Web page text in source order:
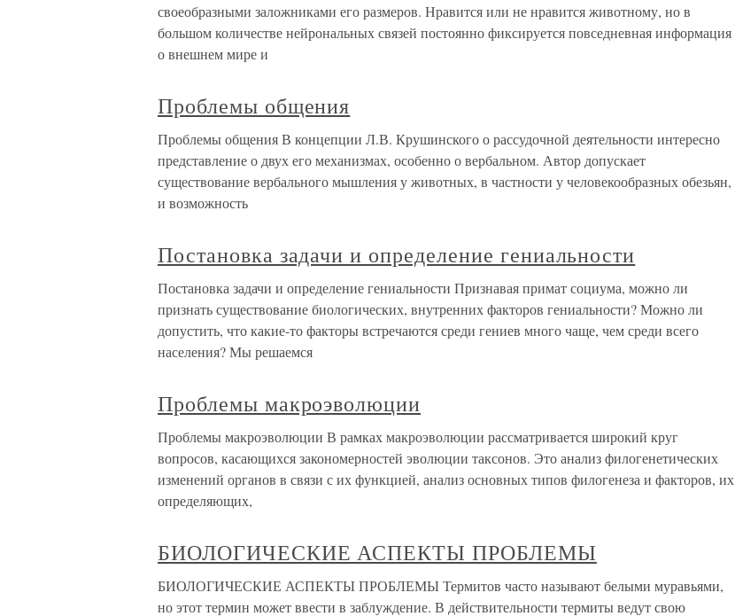
своеобразными заложниками его размеров. Нравится или не нравится животному, но в
большом количестве нейрональных связей постоянно фиксируется повседневная информация
о внешнем мире и
Проблемы общения
Проблемы общения В концепции Л.В. Крушинского о рассудочной деятельности интересно
представление о двух его механизмах, особенно о вербальном. Автор допускает
существование вербального мышления у животных, в частности у человекообразных обезьян,
и возможность
Постановка задачи и определение гениальности
Постановка задачи и определение гениальности Признавая примат социума, можно ли
признать существование биологических, внутренних факторов гениальности? Можно ли
допустить, что какие-то факторы встречаются среди гениев много чаще, чем среди всего
населения? Мы решаемся
Проблемы макроэволюции
Проблемы макроэволюции В рамках макроэволюции рассматривается широкий круг
вопросов, касающихся закономерностей эволюции таксонов. Это анализ филогенетических
изменений органов в связи с их функцией, анализ основных типов филогенеза и факторов, их
определяющих,
БИОЛОГИЧЕСКИЕ АСПЕКТЫ ПРОБЛЕМЫ
БИОЛОГИЧЕСКИЕ АСПЕКТЫ ПРОБЛЕМЫ Термитов часто называют белыми муравьями,
но этот термин может ввести в заблуждение. В действительности термиты ведут свою